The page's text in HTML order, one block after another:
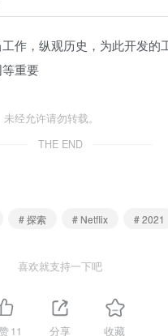
作，纵观历史，为此开发的
重要
经允许请勿转载。
THE END
# 探索 # Netflix # 2021
喜欢就支持一下吧
11 分享 收藏